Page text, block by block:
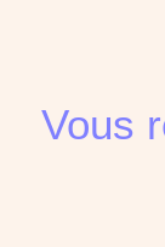
Vous